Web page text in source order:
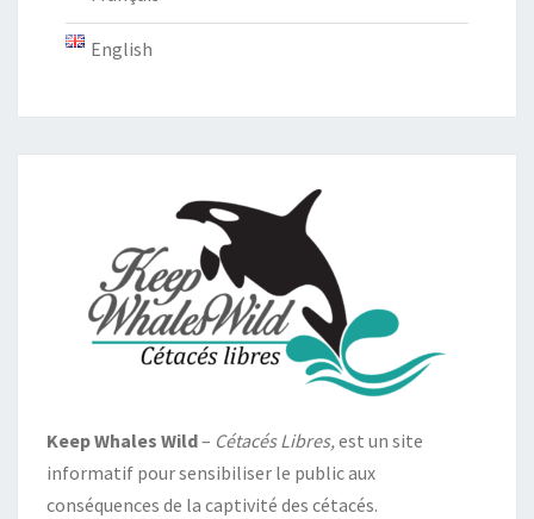
English
Keep Whales Wild– Cétacés Libres,est un site
informatif pour sensibiliser le public aux
conséquences de la captivité des cétacés.